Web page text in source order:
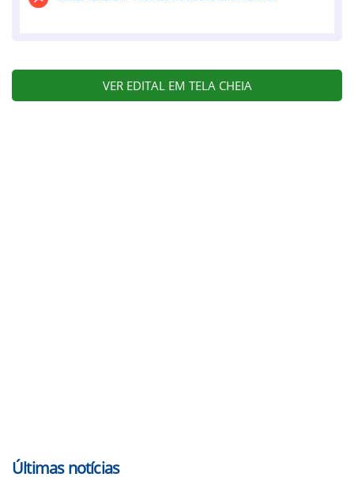
VER EDITAL EM TELA CHEIA
Últimas notícias